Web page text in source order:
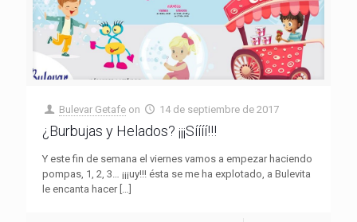
Bulevar Getafe on 14 de septiembre de 2017
¿Burbujas y Helados? ¡¡¡Síííí!!!
Y este fin de semana el viernes vamos a empezar haciendo
pompas, 1, 2, 3… ¡¡¡uy!!! ésta se me ha explotado, a Bulevita
le encanta hacer[…]